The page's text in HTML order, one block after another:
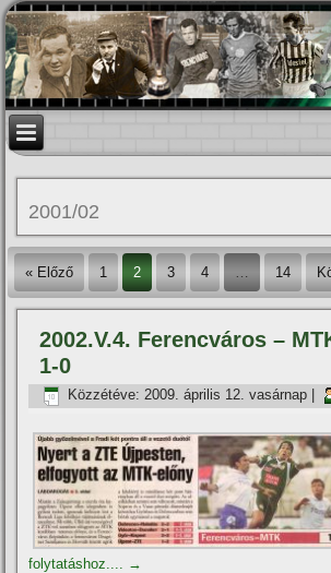
2001/02
« Előző 1 2 3 4 … 14
2002.V.4. Ferencváros –
1-0
Közzétéve: 2009. április 12. vasárnap
folytatáshoz.... →